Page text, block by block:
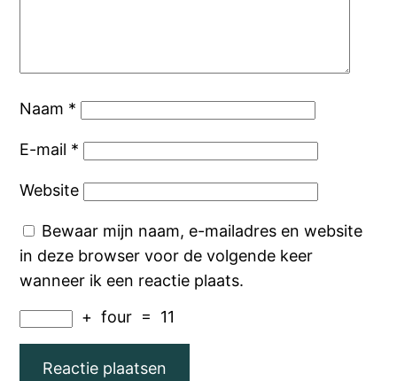
Naam *
E-mail *
Website
Bewaar mijn naam, e-mailadres en website
in deze browser voor de volgende keer
wanneer ik een reactie plaats.
+ four = 11